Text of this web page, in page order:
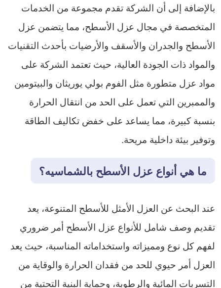
بالإضافة إلى أن الشركة تقدم مجموعة من الخدمات
المتخصصة في مجال عزل الأسطح، مما يتضمن عزل
الأسطح والجدران والأسقف والأرضيات بأحدث التقنيات
والمواد ذات الجودة العالية، حيث تعتمد الشركة على
مواد عزل متطورة مثل الفوم بولي يوريثان والبيتومين
والممبرين التي تعمل على الحد من انتقال الحرارة
بنسبة كبيرة، مما يساعد على خفض تكاليف الطاقة
وتوفير بيئة داخلية مريحة.
ما هي أنواع عزل الأسطح بالشماسيه؟
عند البحث عن العزل الأمثل للأسطح المتنوعة، يعد
تقديم وصف شامل للأنواع عزل الأسطح أمر ضروري
لفهم كل نوع ومميزاته واستخداماته المناسبة، حيث يعد
العزل أمر حيوي للحد من فقدان الحرارة والوقاية من
التسربات المائية والرطوبة، وحماية البنية التحتية من